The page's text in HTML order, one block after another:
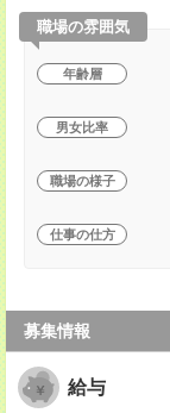
職場の雰囲気
年齢層
男女比率
職場の様子
仕事の仕方
募集情報
給与